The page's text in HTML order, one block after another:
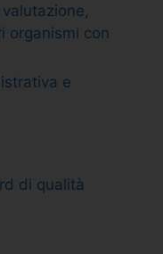
organismi con
e
di qualità